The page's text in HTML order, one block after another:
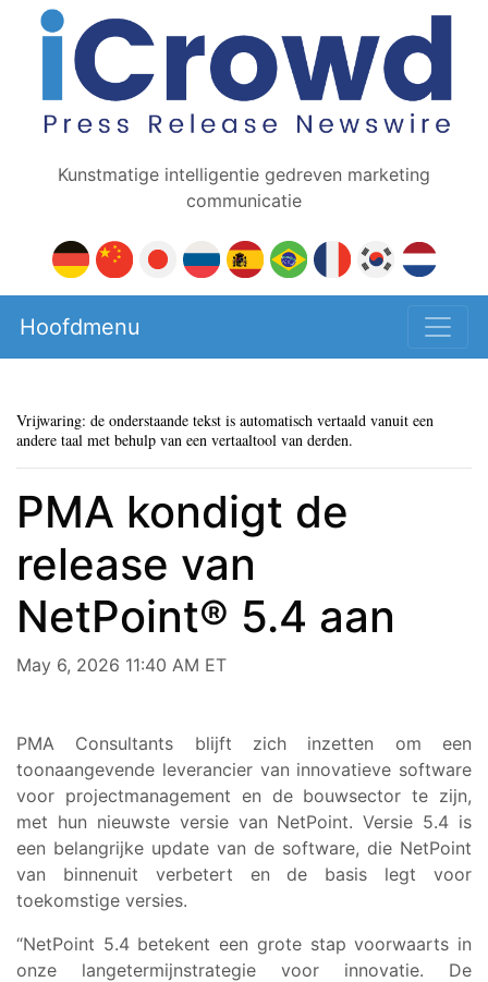
Kunstmatige intelligentie gedreven marketing
communicatie
Hoofdmenu
Vrijwaring: de onderstaande tekst is automatisch vertaald vanuit een
andere taal met behulp van een vertaaltool van derden.
PMA kondigt de
release van
NetPoint® 5.4 aan
May 6, 2026 11:40 AM ET
PMA Consultants blijft zich inzetten om een
toonaangevende leverancier van innovatieve software
voor projectmanagement en de bouwsector te zijn,
met hun nieuwste versie van NetPoint. Versie 5.4 is
een belangrijke update van de software, die NetPoint
van binnenuit verbetert en de basis legt voor
toekomstige versies.
“NetPoint 5.4 betekent een grote stap voorwaarts in
onze langetermijnstrategie voor innovatie. De